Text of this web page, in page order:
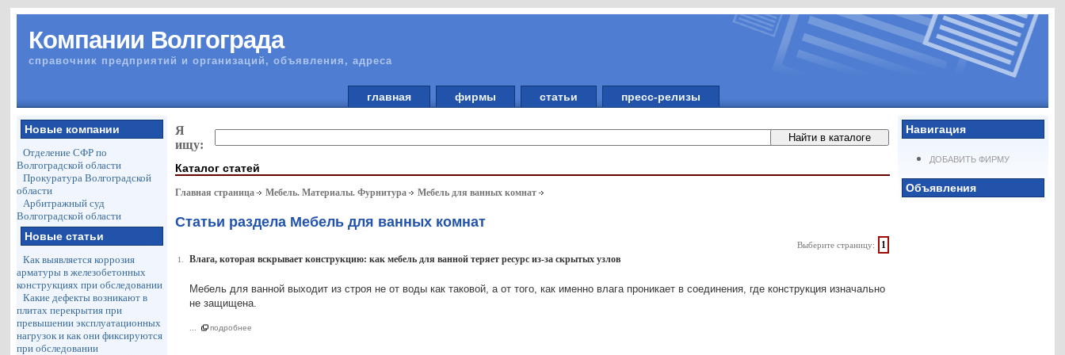
Компании Волгограда
справочник предприятий и организаций, объявления, адреса
главная фирмы статьи пресс-релизы
Новые компании
Отделение СФР по
Волгоградской области
Прокуратура Волгоградской
области
Арбитражный суд
Волгоградской области
Новые статьи
Как выявляется коррозия
арматуры в железобетонных
конструкциях при обследовании
Какие дефекты возникают в
плитах перекрытия при
превышении эксплуатационных
нагрузок и как они фиксируются
при обследовании
Навигация
ДОБАВИТЬ ФИРМУ
Объявления
Я
ищу:
Каталог статей
Главная страница Мебель. Материалы. Фурнитура Мебель для ванных комнат
Статьи раздела Мебель для ванных комнат
Выберите страницу: 1
1. Влага, которая вскрывает конструкцию: как мебель для ванной теряет ресурс из-за скрытых узлов
Мебель для ванной выходит из строя не от воды как таковой, а от того, как именно влага проникает в соединения, где конструкция изначально
не защищена.
подробнее